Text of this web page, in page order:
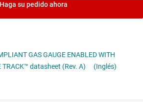
Haga su pedido ahora
GAS GAUGE ENABLED WITH
TRACK™ datasheet (Rev. A)
(Inglés)